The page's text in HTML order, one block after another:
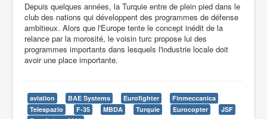
Depuis quelques années, la Turquie entre de plein pied dans le
club des nations qui développent des programmes de défense
ambitieux. Alors que l'Europe tente le concept inédit de la
relance par la morosité, le voisin turc propose lui des
programmes importants dans lesquels l'industrie locale doit
avoir une place importante.
aviation BAE Systems Eurofighter
Finmeccanica
Telespazio
F-35 MBDA Turquie Eurocopter
JSF